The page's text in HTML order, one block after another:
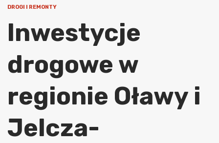
DROGI I REMONTY
Inwestycje
drogowe w
regionie Oławy i
Jelcza-